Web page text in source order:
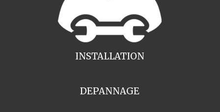
INSTALLATION
DEPANNAGE